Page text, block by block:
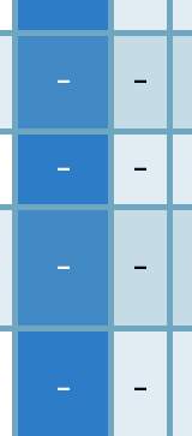
– –
– –
– –
– –